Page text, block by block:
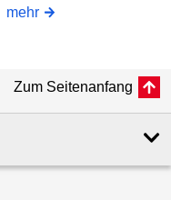
mehr
Zum Seitenanfang